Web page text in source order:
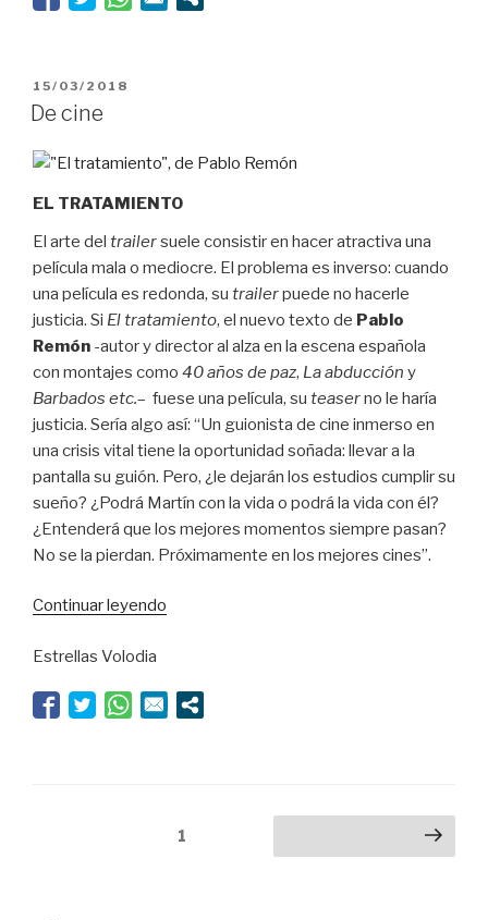
PUBLICADO
EL
15/03/2018
De cine
EL TRATAMIENTO
El arte del trailersuele consistir en hacer atractiva una
película mala o mediocre. El problema es inverso: cuando
una película es redonda, su trailerpuede no hacerle
justicia. Si El tratamiento, el nuevo texto de Pablo
Remón -autor y director al alza en la escena española
con montajes como 40 años de paz, La abducción y
Barbados etc.– fuese una película, su teaserno le haría
justicia. Sería algo así: “Un guionista de cine inmerso en
una crisis vital tiene la oportunidad soñada: llevar a la
pantalla su guión. Pero, ¿le dejarán los estudios cumplir su
sueño? ¿Podrá Martín con la vida o podrá la vida con él?
¿Entenderá que los mejores momentos siempre pasan?
No se la pierdan. Próximamente en los mejores cines”.
Continuar leyendo
Estrellas Volodia
1 Siguiente página